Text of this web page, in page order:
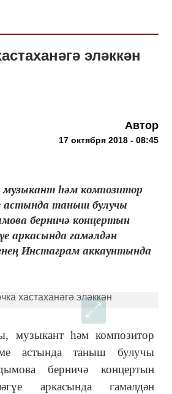
эләккән
Автор
17 октября 2018 - 08:45
һәм композитор
астында таныш булучы
берничә концертын
аркасында гамәлдән
Инстаграм аккаунтында
музыкант һәм композитор
астында таныш булучы
берничә концертын
аркасында гамәлдән